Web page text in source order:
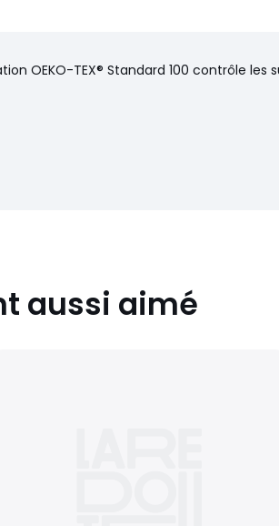
OEKO-TEX® Standard 100 contrôle
aussi aimé